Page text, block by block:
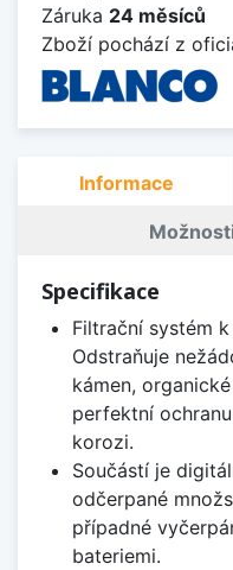
Záruka 24 měsíců
Zboží pochází z
Informace
Specifikace
Filtrační systém
Odstraňuje
kámen,
perfektní
korozi.
Součástí je
odčerpané
případné
bateriemi.